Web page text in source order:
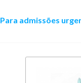
Para admissões